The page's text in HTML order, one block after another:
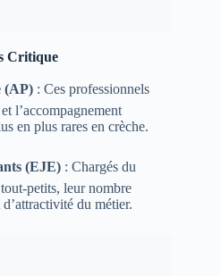
Critique
(AP) : Ces professionnels
l’accompagnement
en plus rares en crèche.
(EJE) : Chargés du
petits, leur nombre
du métier.